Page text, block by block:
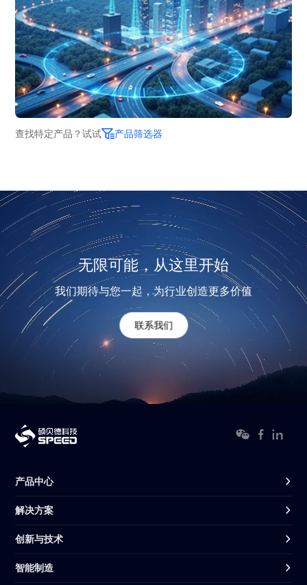
查找特定产品？试试 产品筛选器
无限可能，从这里开始
我们期待与您一起，为行业创造更多价值
联系我们
产品中心
解决方案
创新与技术
智能制造